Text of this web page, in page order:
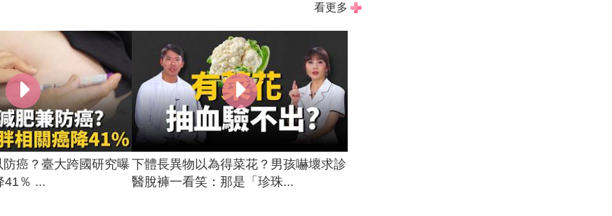
看更多
癌？臺大跨國研究曝
41％ ...
下體長異物以為得菜花？男孩嚇壞求診
醫脫褲一看笑：那是「珍珠...